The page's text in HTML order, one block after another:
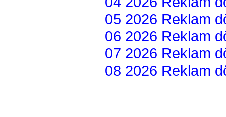
05 2026 Reklam
06 2026 Reklam
07 2026 Reklam
08 2026 Reklam